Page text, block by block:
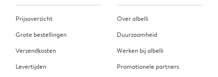
Prijsoverzicht
Grote bestellingen
Verzendkosten
Levertijden
Over albelli
Duurzaamheid
Werken bij albelli
Promotionele partners